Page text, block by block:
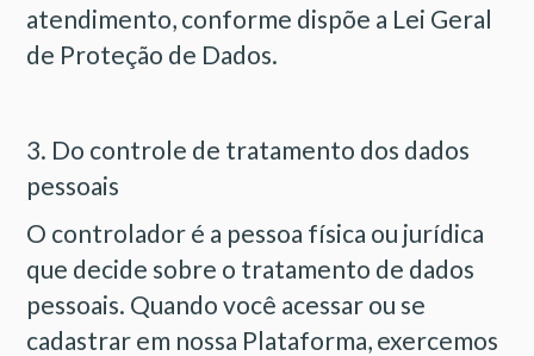
atendimento, conforme dispõe a Lei Geral
de Proteção de Dados.
3. Do controle de tratamento dos dados
pessoais
O controlador é a pessoa física ou jurídica
que decide sobre o tratamento de dados
pessoais. Quando você acessar ou se
cadastrar em nossa Plataforma, exercemos